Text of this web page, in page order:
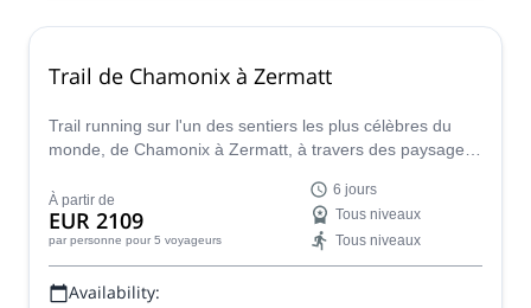
Trail de Chamonix à Zermatt
Trail running sur l'un des sentiers les plus célèbres du
monde, de Chamonix à Zermatt, à travers des paysages
UIMLA.
À partir de
EUR 2109
par personne pour 5 voyageurs
6 jours
Tous niveaux
Tous niveaux
Availability: